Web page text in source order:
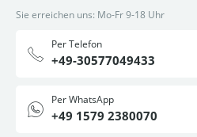
Sie erreichen uns: Mo-Fr 9-18 Uhr
Per Telefon
+49-30577049433
Per WhatsApp
+49 1579 2380070